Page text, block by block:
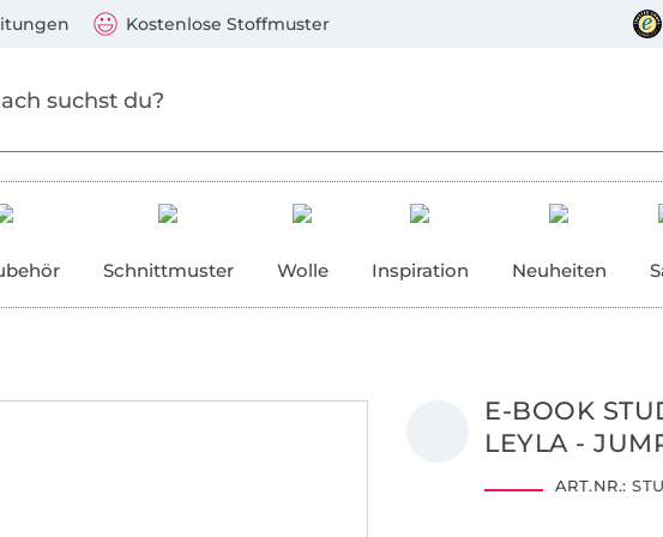
Kostenlose Stoffmuster
Schnittmuster Wolle Inspiration Neuheiten
E-BOOK
LEYLA -
ART.NR.:
Mastercard, PayPal, Giropay, Kauf auf Rechnung, Vorkasse